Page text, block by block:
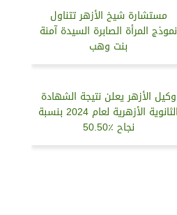
مستشارة شيخ الأزهر تتناول
نموذج المرأة الصابرة السيدة آمنة
بنت وهب
وكيل الأزهر يعلن نتيجة الشهادة
الثانوية الأزهرية لعام 2024 بنسبة
نجاح ‏50.50٪‏